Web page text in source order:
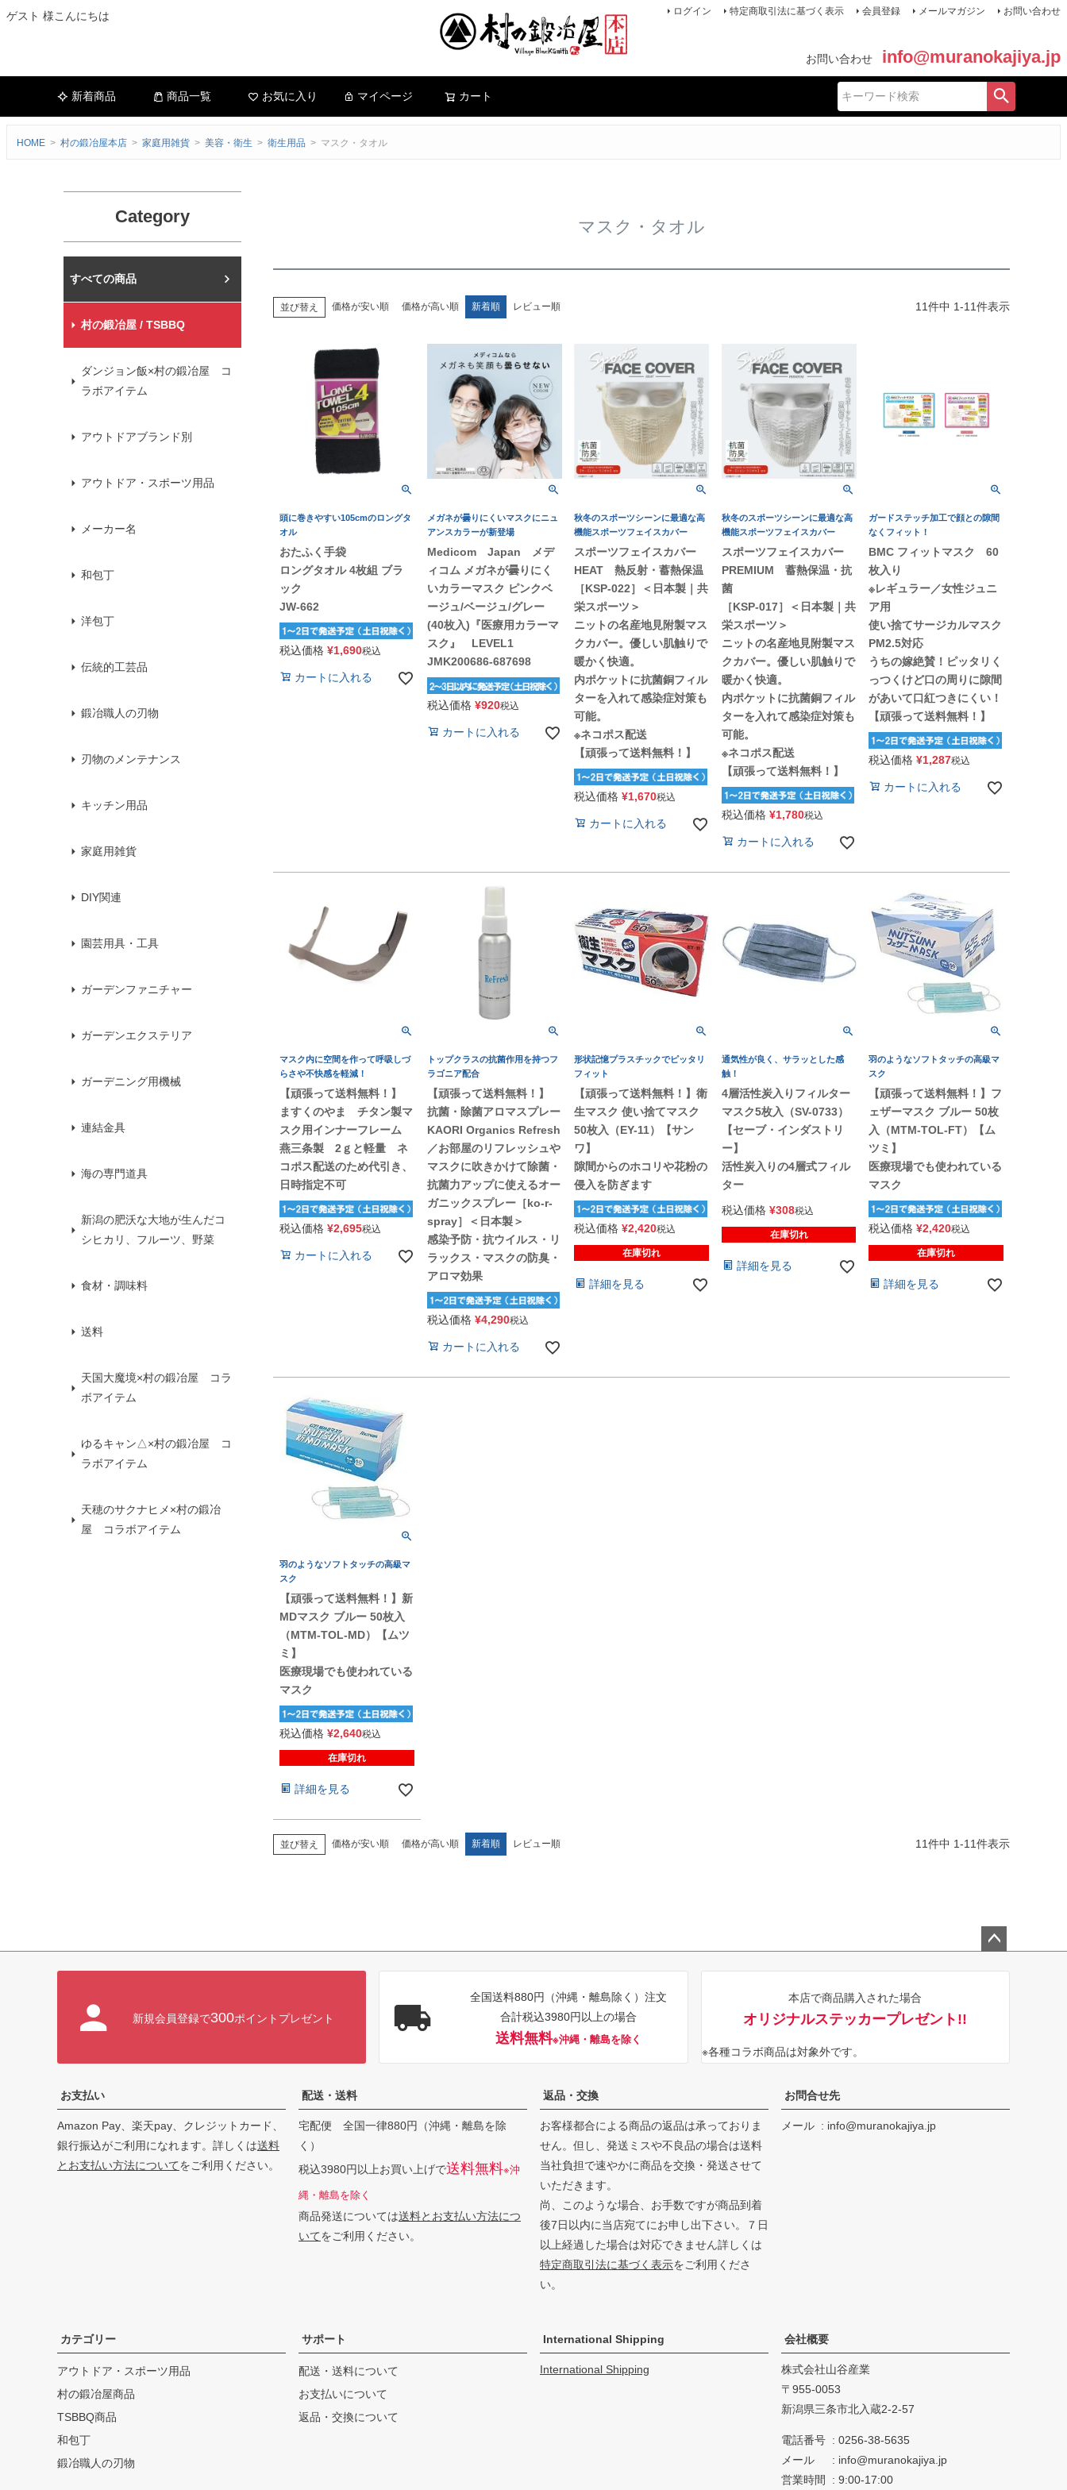
ゲスト 様こんにちは ログイン 特定商取引法に基づく表示 会員登録 メールマガジン お問い合わせ
お問い合わせ info@muranokajiya.jp
新着商品 商品一覧 お気に入り マイページ カート
HOME 村の鍛冶屋本店 家庭用雑貨 美容・衛生 衛生用品 マスク・タオル
Category
村の鍛冶屋本店
村の鍛冶屋 / TSBBQ
ダンジョン飯×村の鍛冶屋 コ
ラボアイテム
アウトドアブランド別
アウトドア・スポーツ用品
メーカー名
和包丁
洋包丁
伝統的工芸品
鍛冶職人の刃物
刃物のメンテナンス
キッチン用品
家庭用雑貨
DIY関連
園芸用具・工具
ガーデンファニチャー
ガーデンエクステリア
ガーデニング用機械
連結金具
海の専門道具
新潟の肥沃な大地が生んだコ
シヒカリ、フルーツ、野菜
食材・調味料
送料
天国大魔境×村の鍛冶屋 コラ
ボアイテム
ゆるキャン△×村の鍛冶屋 コ
ラボアイテム
天穂のサクナヒメ×村の鍛冶
屋 コラボアイテム
マスク・タオル
並び替え 価格が安い順 価格が高い順 新着順 レビュー順 11件中 1-11件表示
頭に巻きやすい105cmのロングタ
オル
おたふく手袋
ロングタオル 4枚組 ブラ
ック
JW-662
税込価格 ¥1,690税込
カートに入れる
メガネが曇りにくいマスクにニュ
アンスカラーが新登場
Medicom Japan メデ
ィコム メガネが曇りにく
いカラーマスク ピンクベ
ージュ/ベージュ/グレー
(40枚入)『医療用カラーマ
スク』 LEVEL1
JMK200686-687698
税込価格 ¥920税込
カートに入れる
秋冬のスポーツシーンに最適な高
機能スポーツフェイスカバー
スポーツフェイスカバー
HEAT 熱反射・蓄熱保温
［KSP-022］＜日本製｜共
栄スポーツ＞
ニットの名産地見附製マス
クカバー。優しい肌触りで
暖かく快適。
内ポケットに抗菌銅フィル
ターを入れて感染症対策も
可能。
※ネコポス配送
【頑張って送料無料！】
税込価格 ¥1,670税込
カートに入れる
秋冬のスポーツシーンに最適な高
機能スポーツフェイスカバー
スポーツフェイスカバー
PREMIUM 蓄熱保温・抗
菌
［KSP-017］＜日本製｜共
栄スポーツ＞
ニットの名産地見附製マス
クカバー。優しい肌触りで
暖かく快適。
内ポケットに抗菌銅フィル
ターを入れて感染症対策も
可能。
※ネコポス配送
【頑張って送料無料！】
税込価格 ¥1,780税込
カートに入れる
ガードステッチ加工で顔との隙間
なくフィット！
BMC フィットマスク 60
枚入り
※レギュラー／女性ジュニ
ア用
使い捨てサージカルマスク
PM2.5対応
うちの嫁絶賛！ピッタリく
っつくけど口の周りに隙間
があいて口紅つきにくい！
【頑張って送料無料！】
税込価格 ¥1,287税込
カートに入れる
マスク内に空間を作って呼吸しづ
らさや不快感を軽減！
【頑張って送料無料！】
ますくのやま チタン製マ
スク用インナーフレーム
燕三条製 2ｇと軽量 ネ
コポス配送のため代引き、
日時指定不可
税込価格 ¥2,695税込
カートに入れる
トップクラスの抗菌作用を持つフ
ラゴニア配合
【頑張って送料無料！】
抗菌・除菌アロマスプレー
KAORI Organics Refresh
／お部屋のリフレッシュや
マスクに吹きかけて除菌・
抗菌力アップに使えるオー
ガニックスプレー［ko-r-
spray］＜日本製＞
感染予防・抗ウイルス・リ
ラックス・マスクの防臭・
アロマ効果
税込価格 ¥4,290税込
カートに入れる
形状記憶プラスチックでピッタリ
フィット
【頑張って送料無料！】衛
生マスク 使い捨てマスク
50枚入（EY-11）【サン
ワ】
隙間からのホコリや花粉の
侵入を防ぎます
税込価格 ¥2,420税込
在庫切れ
詳細を見る
通気性が良く、サラッとした感
触！
4層活性炭入りフィルター
マスク5枚入（SV-0733）
【セーブ・インダストリ
ー】
活性炭入りの4層式フィル
ター
税込価格 ¥308税込
在庫切れ
詳細を見る
羽のようなソフトタッチの高級マ
スク
【頑張って送料無料！】フ
ェザーマスク ブルー 50枚
入（MTM-TOL-FT）【ム
ツミ】
医療現場でも使われている
マスク
税込価格 ¥2,420税込
在庫切れ
詳細を見る
羽のようなソフトタッチの高級マ
スク
【頑張って送料無料！】新
MDマスク ブルー 50枚入
（MTM-TOL-MD）【ムツ
ミ】
医療現場でも使われている
マスク
税込価格 ¥2,640税込
在庫切れ
詳細を見る
並び替え 価格が安い順 価格が高い順 新着順 レビュー順 11件中 1-11件表示
新規会員登録で300ポイントプレゼント
全国送料880円（沖縄・離島除く）注文
合計税込3980円以上の場合
送料無料※沖縄・離島を除く
本店で商品購入された場合
オリジナルステッカープレゼント!!
※各種コラボ商品は対象外です。
お支払い
Amazon Pay、楽天pay、クレジットカード、
銀行振込がご利用になれます。詳しくは送料
とお支払い方法についてをご利用ください。
配送・送料
宅配便 全国一律880円（沖縄・離島を除
く）
税込3980円以上お買い上げで送料無料※沖
縄・離島を除く
商品発送については送料とお支払い方法につ
いてをご利用ください。
返品・交換
お客様都合による商品の返品は承っておりま
せん。但し、発送ミスや不良品の場合は送料
当社負担で速やかに商品を交換・発送させて
いただきます。
尚、このような場合、お手数ですが商品到着
後7日以内に当店宛てにお申し出下さい。７日
以上経過した場合は対応できません詳しくは
特定商取引法に基づく表示をご利用くださ
い。
お問合せ先
メール info@muranokajiya.jp
カテゴリー
アウトドア・スポーツ用品
村の鍛冶屋商品
TSBBQ商品
和包丁
鍛冶職人の刃物
サポート
配送・送料について
お支払いについて
返品・交換について
International Shipping
International Shipping
会社概要
株式会社山谷産業
955-0053
新潟県三条市北入蔵2-2-57
電話番号
0256-38-5635
メール
info@muranokajiya.jp
営業時間
9:00-17:00